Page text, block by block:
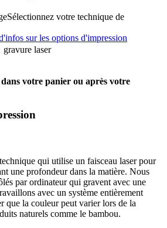
Sélectionnez votre technique de
sur les options d'impression
gravure laser
votre panier ou après votre
qui utilise un faisceau laser pour
une profondeur dans la matière. Nous
par ordinateur qui gravent avec une
avec un système entièrement
que la couleur peut varier lors de la
naturels comme le bambou.